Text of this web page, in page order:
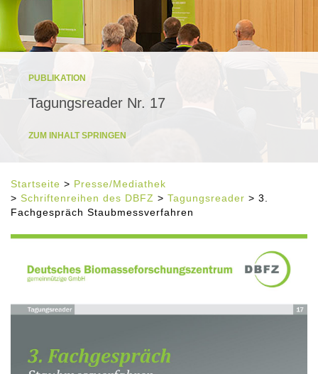
PUBLIKATION
Tagungsreader Nr. 17
ZUM INHALT SPRINGEN
Startseite > Presse/Mediathek
> Schriftenreihen des DBFZ > Tagungsreader > 3.
Fachgespräch Staubmessverfahren